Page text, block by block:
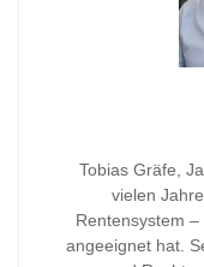
Tobias Gräfe,
vielen
Rentensystem
angeeignet hat.